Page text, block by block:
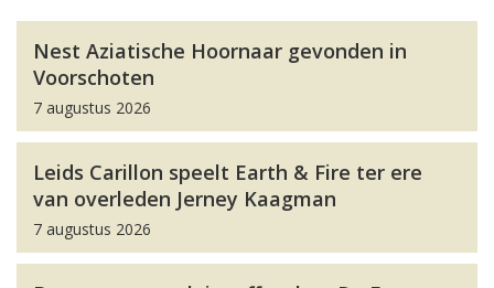
Nest Aziatische Hoornaar gevonden in
Voorschoten
7 augustus 2026
Leids Carillon speelt Earth & Fire ter ere
van overleden Jerney Kaagman
7 augustus 2026